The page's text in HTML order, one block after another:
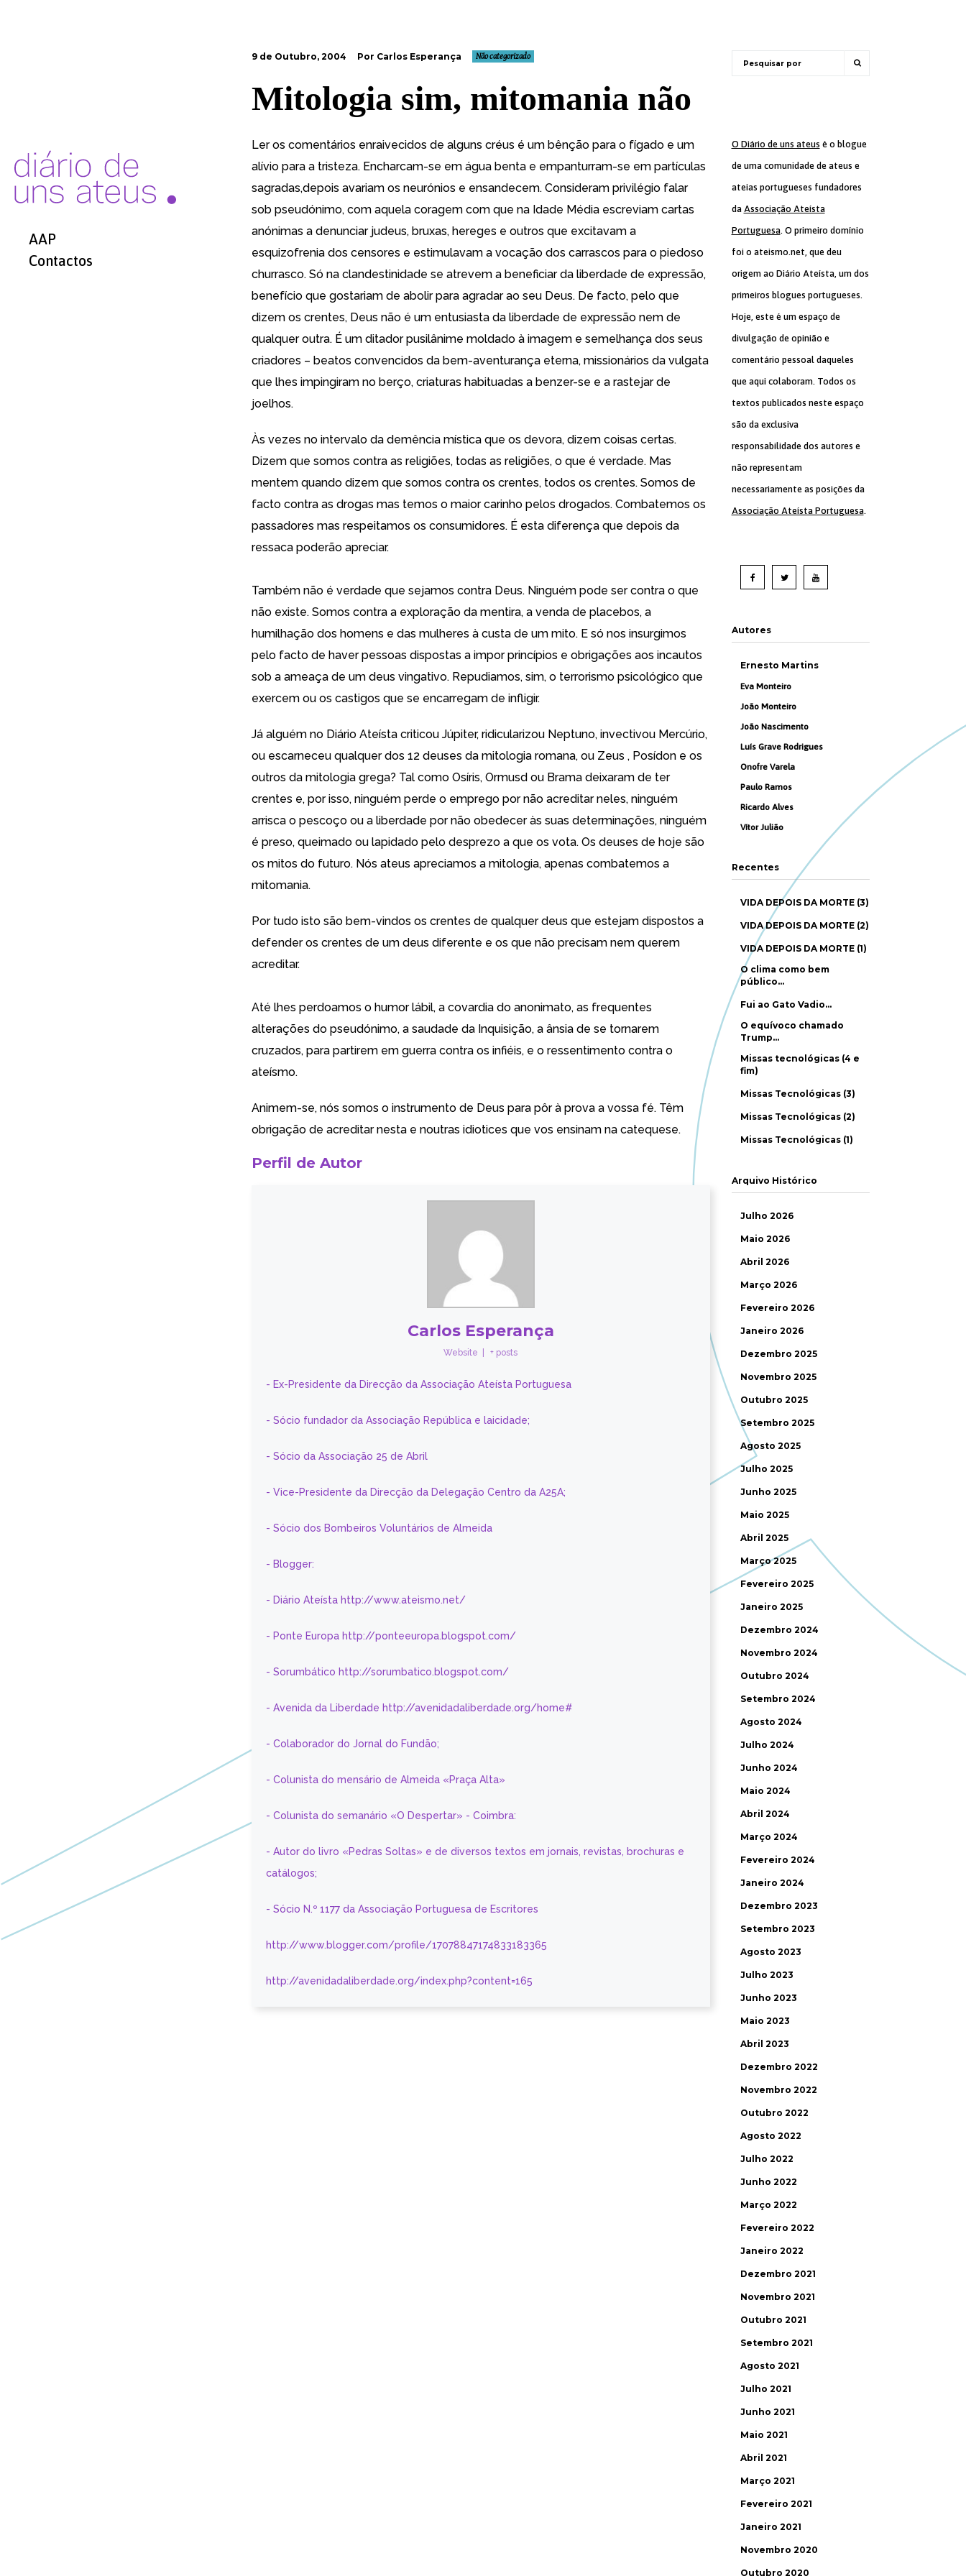
AAP
Contactos
9 de Outubro, 2004 Por Carlos Esperança Não categorizado
Mitologia sim, mitomania não
Ler os comentários enraivecidos de alguns créus é um bênção para o fígado e um
alívio para a tristeza. Encharcam-se em água benta e empanturram-se em partículas
sagradas,depois avariam os neurónios e ensandecem. Consideram privilégio falar
sob pseudónimo, com aquela coragem com que na Idade Média escreviam cartas
anónimas a denunciar judeus, bruxas, hereges e outros que excitavam a
esquizofrenia dos censores e estimulavam a vocação dos carrascos para o piedoso
churrasco. Só na clandestinidade se atrevem a beneficiar da liberdade de expressão,
benefício que gostariam de abolir para agradar ao seu Deus. De facto, pelo que
dizem os crentes, Deus não é um entusiasta da liberdade de expressão nem de
qualquer outra. É um ditador pusilânime moldado à imagem e semelhança dos seus
criadores – beatos convencidos da bem-aventurança eterna, missionários da vulgata
que lhes impingiram no berço, criaturas habituadas a benzer-se e a rastejar de
joelhos.
Às vezes no intervalo da demência mística que os devora, dizem coisas certas.
Dizem que somos contra as religiões, todas as religiões, o que é verdade. Mas
mentem quando dizem que somos contra os crentes, todos os crentes. Somos de
facto contra as drogas mas temos o maior carinho pelos drogados. Combatemos os
passadores mas respeitamos os consumidores. É esta diferença que depois da
ressaca poderão apreciar.
Também não é verdade que sejamos contra Deus. Ninguém pode ser contra o que
não existe. Somos contra a exploração da mentira, a venda de placebos, a
humilhação dos homens e das mulheres à custa de um mito. E só nos insurgimos
pelo facto de haver pessoas dispostas a impor princípios e obrigações aos incautos
sob a ameaça de um deus vingativo. Repudiamos, sim, o terrorismo psicológico que
exercem ou os castigos que se encarregam de infligir.
Já alguém no Diário Ateísta criticou Júpiter, ridicularizou Neptuno, invectivou Mercúrio,
ou escarneceu qualquer dos 12 deuses da mitologia romana, ou Zeus , Posídon e os
outros da mitologia grega? Tal como Osíris, Ormusd ou Brama deixaram de ter
crentes e, por isso, ninguém perde o emprego por não acreditar neles, ninguém
arrisca o pescoço ou a liberdade por não obedecer às suas determinações, ninguém
é preso, queimado ou lapidado pelo desprezo a que os vota. Os deuses de hoje são
os mitos do futuro. Nós ateus apreciamos a mitologia, apenas combatemos a
mitomania.
Por tudo isto são bem-vindos os crentes de qualquer deus que estejam dispostos a
defender os crentes de um deus diferente e os que não precisam nem querem
acreditar.
Até lhes perdoamos o humor lábil, a covardia do anonimato, as frequentes
alterações do pseudónimo, a saudade da Inquisição, a ânsia de se tornarem
cruzados, para partirem em guerra contra os infiéis, e o ressentimento contra o
ateísmo.
Animem-se, nós somos o instrumento de Deus para pôr à prova a vossa fé. Têm
obrigação de acreditar nesta e noutras idiotices que vos ensinam na catequese.
Perfil de Autor
Carlos Esperança
Website + posts
- Ex-Presidente da Direcção da Associação Ateísta Portuguesa
- Sócio fundador da Associação República e laicidade;
- Sócio da Associação 25 de Abril
- Vice-Presidente da Direcção da Delegação Centro da A25A;
- Sócio dos Bombeiros Voluntários de Almeida
- Blogger:
- Diário Ateísta http://www.ateismo.net/
- Ponte Europa http://ponteeuropa.blogspot.com/
- Sorumbático http://sorumbatico.blogspot.com/
- Avenida da Liberdade http://avenidadaliberdade.org/home#
- Colaborador do Jornal do Fundão;
- Colunista do mensário de Almeida «Praça Alta»
- Colunista do semanário «O Despertar» - Coimbra:
- Autor do livro «Pedras Soltas» e de diversos textos em jornais, revistas, brochuras e
catálogos;
- Sócio N.º 1177 da Associação Portuguesa de Escritores
http://www.blogger.com/profile/17078847174833183365
http://avenidadaliberdade.org/index.php?content=165
O Diário de uns ateus é o blogue
de uma comunidade de ateus e
ateias portugueses fundadores
da Associação Ateísta
Portuguesa. O primeiro domínio
foi o ateismo.net, que deu
origem ao Diário Ateísta, um dos
primeiros blogues portugueses.
Hoje, este é um espaço de
divulgação de opinião e
comentário pessoal daqueles
que aqui colaboram. Todos os
textos publicados neste espaço
são da exclusiva
responsabilidade dos autores e
não representam
necessariamente as posições da
Associação Ateísta Portuguesa.
Autores
Ernesto Martins
Eva Monteiro
João Monteiro
João Nascimento
Luís Grave Rodrigues
Onofre Varela
Paulo Ramos
Ricardo Alves
Vítor Julião
Recentes
VIDA DEPOIS DA MORTE (3)
VIDA DEPOIS DA MORTE (2)
VIDA DEPOIS DA MORTE (1)
O clima como bem
público…
Fui ao Gato Vadio…
O equívoco chamado
Trump…
Missas tecnológicas (4 e
fim)
Missas Tecnológicas (3)
Missas Tecnológicas (2)
Missas Tecnológicas (1)
Arquivo Histórico
Julho 2026
Maio 2026
Abril 2026
Março 2026
Fevereiro 2026
Janeiro 2026
Dezembro 2025
Novembro 2025
Outubro 2025
Setembro 2025
Agosto 2025
Julho 2025
Junho 2025
Maio 2025
Abril 2025
Março 2025
Fevereiro 2025
Janeiro 2025
Dezembro 2024
Novembro 2024
Outubro 2024
Setembro 2024
Agosto 2024
Julho 2024
Junho 2024
Maio 2024
Abril 2024
Março 2024
Fevereiro 2024
Janeiro 2024
Dezembro 2023
Setembro 2023
Agosto 2023
Julho 2023
Junho 2023
Maio 2023
Abril 2023
Dezembro 2022
Novembro 2022
Outubro 2022
Agosto 2022
Julho 2022
Junho 2022
Março 2022
Fevereiro 2022
Janeiro 2022
Dezembro 2021
Novembro 2021
Outubro 2021
Setembro 2021
Agosto 2021
Julho 2021
Junho 2021
Maio 2021
Abril 2021
Março 2021
Fevereiro 2021
Janeiro 2021
Novembro 2020
Outubro 2020